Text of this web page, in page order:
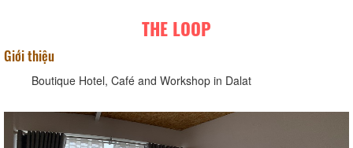
THE LOOP
Giới thiệu
Boutique Hotel, Café and Workshop in Dalat